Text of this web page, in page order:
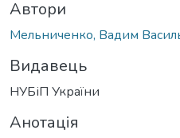
Автори
Мельниченко, Вадим
Видавець
НУБіП України
Анотація